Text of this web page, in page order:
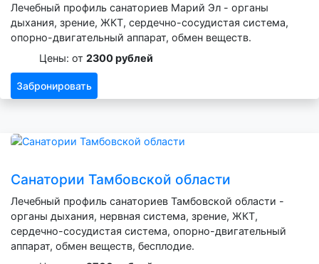
Лечебный профиль санаториев Марий Эл - органы
дыхания, зрение, ЖКТ, сердечно-сосудистая система,
опорно-двигательный аппарат, обмен веществ.
Цены: от 2300 рублей
Забронировать
Санатории Тамбовской области
Лечебный профиль санаториев Тамбовской области -
органы дыхания, нервная система, зрение, ЖКТ,
сердечно-сосудистая система, опорно-двигательный
аппарат, обмен веществ, бесплодие.